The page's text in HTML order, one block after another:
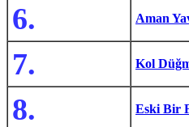
6. Aman
7. Kol
8. Eski Bir